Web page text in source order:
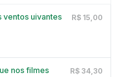
ventos uivantes R$ 15,00
nos filmes R$ 34,30